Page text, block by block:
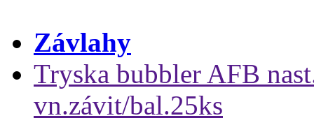
Závlahy
Tryska bubbler AFB
vn.závit/bal.25ks